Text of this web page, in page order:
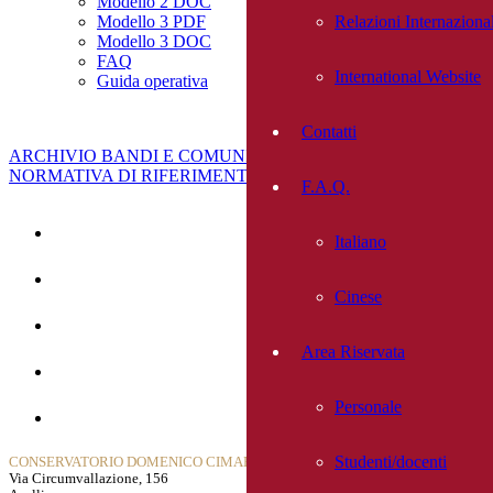
Relazioni
International Website
Contatti
F.A.Q.
Italiano
Cinese
Area Riservata
Personale
Studenti/docenti
Modello 3 PDF
Modello 3 DOC
FAQ
Guida operativa
ARCHIVIO BANDI E COMUNICAZIONI
NORMATIVA DI RIFERIMENTO
CONSERVATORIO DOMENICO CIMAROSA
Via Circumvallazione, 156